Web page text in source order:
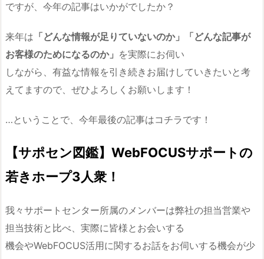
ですが、今年の記事はいかがでしたか？
来年は 「どんな情報が足りていないのか」「どんな記事が
お客様のためになるのか」 を実際にお伺い
しながら、有益な情報を引き続きお届けしていきたいと考
えてますので、ぜひよろしくお願いします！
…ということで、今年最後の記事はコチラです！
【サポセン図鑑】WebFOCUSサポートの
若きホープ3人衆！
我々サポートセンター所属のメンバーは弊社の担当営業や
担当技術と比べ、実際に皆様とお会いする
機会やWebFOCUS活用に関するお話をお伺いする機会が少